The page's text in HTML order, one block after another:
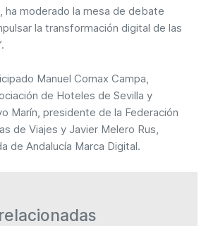
ha moderado la mesa de debate
la transformación digital de las
Manuel Cornax Campa,
de Hoteles de Sevilla y
Marín, presidente de la Federación
de Viajes y Javier Melero Rus,
de Andalucía Marca Digital.